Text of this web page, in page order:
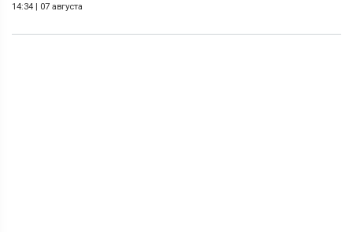
14:34 07 августа